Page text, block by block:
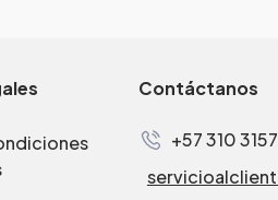
Contáctanos
+57 310